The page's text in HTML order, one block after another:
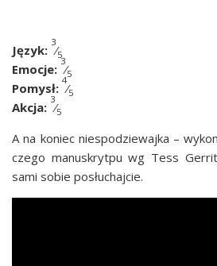
Język:
3
⁄5
Emo­cje:
3
⁄5
Pomysł:
4
⁄5
Akcja:
3
⁄5
A na koniec nie­spo­dzie­waj­ka –
cze­go manu­skryt­pu wg Tess
sami sobie posłuchajcie.